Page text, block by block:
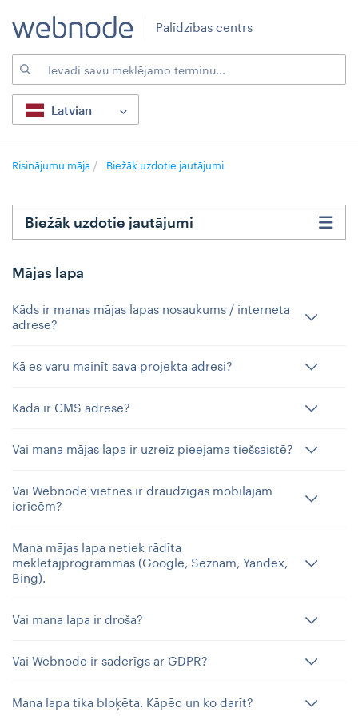
Palīdzības centrs
Latvian
Risinājumu māja Biežāk uzdotie jautājumi
Mājas lapa
Kāds ir manas mājas lapas nosaukums / interneta
adrese?
Kā es varu mainīt sava projekta adresi?
Kāda ir CMS adrese?
Vai mana mājas lapa ir uzreiz pieejama tiešsaistē?
Vai Webnode vietnes ir draudzīgas mobilajām
ierīcēm?
Mana mājas lapa netiek rādīta
meklētājprogrammās (Google, Seznam, Yandex,
Bing).
Vai mana lapa ir droša?
Vai Webnode ir saderīgs ar GDPR?
Mana lapa tika bloķēta. Kāpēc un ko darīt?
Biežāk uzdotie jautājumi